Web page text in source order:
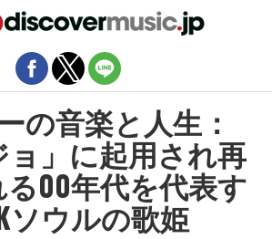
の音楽と人生：
ョ」に起用され再
00年代を代表す
ソウルの歌姫
イルバージョンを終了